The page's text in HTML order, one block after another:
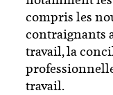
compris les
contraignants
travail, la
travail.